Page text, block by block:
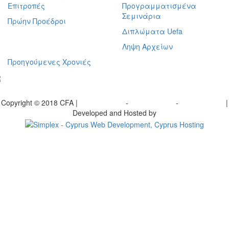
Επιτροπές
Πρώην Προέδροι
Προγραμματισμένα
Σεμινάρια
Διπλώματα Uefa
Ληψη Αρχείων
Προηγούμενες Χρονιές
Copyright © 2018 CFA | - -
|
Developed and Hosted by